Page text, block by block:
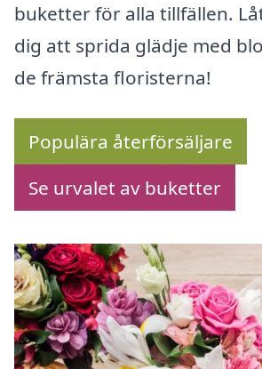
buketter för alla tillfällen.
dig att sprida glädje med
de främsta floristerna!
Populära återförsäljare
Se urvalet av buketter